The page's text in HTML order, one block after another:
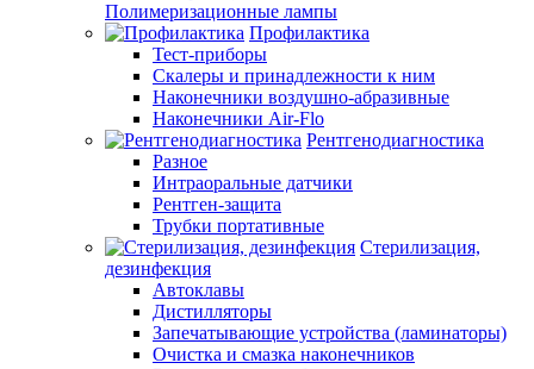
Полимеризационные лампы
Профилактика
Тест-приборы
Скалеры и принадлежности к ним
Наконечники воздушно-абразивные
Наконечники Air-Flo
Рентгенодиагностика
Разное
Интраоральные датчики
Рентген-защита
Трубки портативные
Стерилизация,
дезинфекция
Автоклавы
Дистилляторы
Запечатывающие устройства (ламинаторы)
Очистка и смазка наконечников